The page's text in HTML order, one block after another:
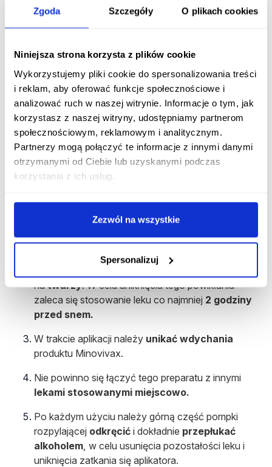
Zgoda Szczegóły O plikach cookies
Niniejsza strona korzysta z plików cookie
Wykorzystujemy pliki cookie do spersonalizowania treści
i reklam, aby oferować funkcje społecznościowe i
analizować ruch w naszej witrynie. Informacje o tym, jak
korzystasz z naszej witryny, udostępniamy partnerom
społecznościowym, reklamowym i analitycznym.
Partnerzy mogą połączyć te informacje z innymi danymi
otrzymanymi od Ciebie lub uzyskanymi podczas
korzystania z ich usług.
Zezwól na wszystkie
Spersonalizuj
w przypadku wypadania włosów spowodowanego
zakończeniem stosowaniahormonalnych środków
antykoncepcyjnych
jeżeli wypadanie włosów zostało spowodowane
przezniewłaściwą pielęgnacjęwłosów (np. zbyt
mocne wiązanie włosów)
Inne ostrzeżenia
uszkodzoną skórę głowy(np. na oparzenia,
owrzodzenia lub w przypadku występowania tkanki
Zastosowanie leku bezpośrednio przed pójściem
natwarzy. W celu uniknięcia tego powikłania
zaleca się stosowanie leku co najmniej 2 godziny
przed snem.
W trakcie aplikacji należy unikać wdychania
produktu Minovivax.
Nie powinno się łączyć tego preparatu z innymi
lekami stosowanymi miejscowo.
Po każdym użyciu należy górną część pompki
rozpylającej odkręcić i dokładnie przepłukać
alkoholem , w celu usunięcia pozostałości leku i
uniknięcia zatkania się aplikatora.